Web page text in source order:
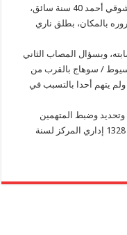
للمستشفى العسكري بسوهاج، المدعو أسعد شوقي أحمد 40 سنة سائق،
بالمكان، بطلق ناري
وبسؤال المصاب الثاني
أسيوط / سوهاج بالقرب من
ولم يتهم أحدا بالتسبب في
وتحديد وضبط المتهمين
والسلاح المستخدم تحرر عن ذلك المحضر رقم 1328 إداري المركز لسنة